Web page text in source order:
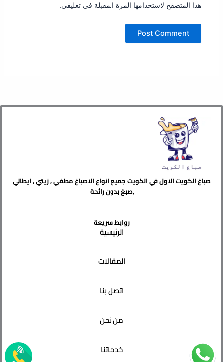
هذا المتصفح لاستخدامها المرة المقبلة في تعليقي.
صباغ الكويت الاول في الكويت جميع انواع الاصباغ مطفي , زيتي , ايطالي
,صبغ بدون رائحة
روابط سريعة
الرئيسية
المقالات
اتصل بنا
من نحن
خدماتنا